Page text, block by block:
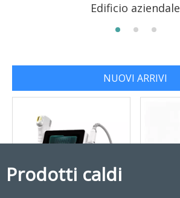
Edificio aziendale
NUOVI ARRIVI
Prodotti caldi